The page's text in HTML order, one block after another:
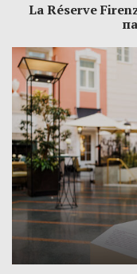
La Réserve